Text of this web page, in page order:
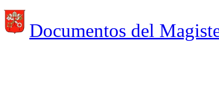
Documentos del